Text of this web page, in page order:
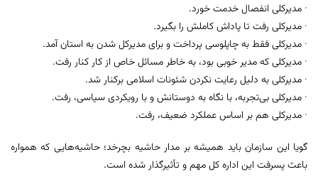
· مدیرکلی انفصال خدمت خورد.
· مدیرکلی رفت تا پاداش کاملش را بگیرد.
· مدیرکلی فقط به چاپلوسی پرداخت و برای مدیرکل شدن به استان آمد.
· مدیرکلی که مدیر خوبی بود، به خاطر مسائل خاص از کار کنار رفت.
· مدیرکلی به دلیل رعایت نکردن شئونات اسلامی برکنار شد.
· مدیرکلی بی‌تجربه، با نگاه به دوستانش و با رویکردی سیاسی، رفت.
· مدیرکلی هم بر اساس عملکرد ضعیف، رفت.
گویا این سازمان باید همیشه بر مدار حاشیه بچرخد؛ حاشیه‌هایی که همواره
باعث پسرفت این اداره کل مهم و تأثیرگذار شده است.